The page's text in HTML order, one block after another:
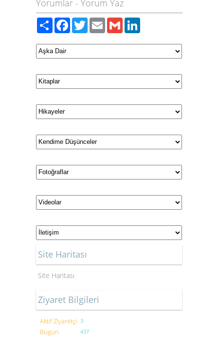
Yorumlar - Yorum Yaz
PaylaşFacebook
TwitterEmailGmail
Site Haritası
Site Haritası
Ziyaret Bilgileri
Aktif Ziyaretçi 3
Bugün
437